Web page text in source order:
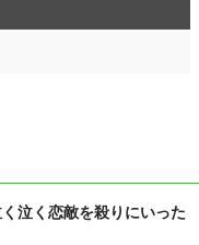
泣く恋敵を殺りにいった